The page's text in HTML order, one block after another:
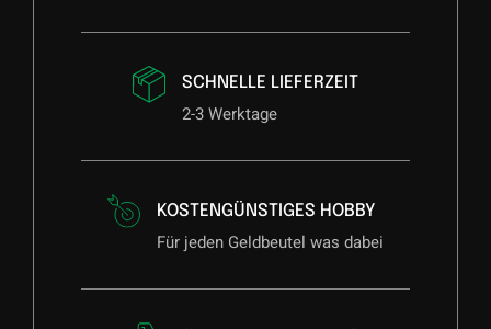
SCHNELLE LIEFERZEIT
2-3 Werktage
KOSTENGÜNSTIGES HOBBY
Für jeden Geldbeutel was dabei